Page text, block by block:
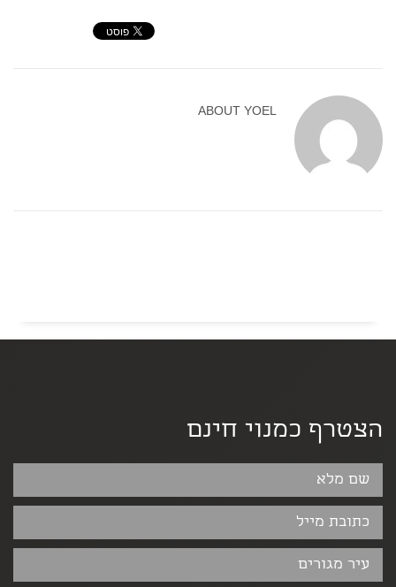
ABOUT YOEL
הצטרף כמנוי חינם